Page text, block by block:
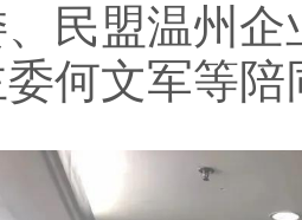
民盟温州
何文军等陪